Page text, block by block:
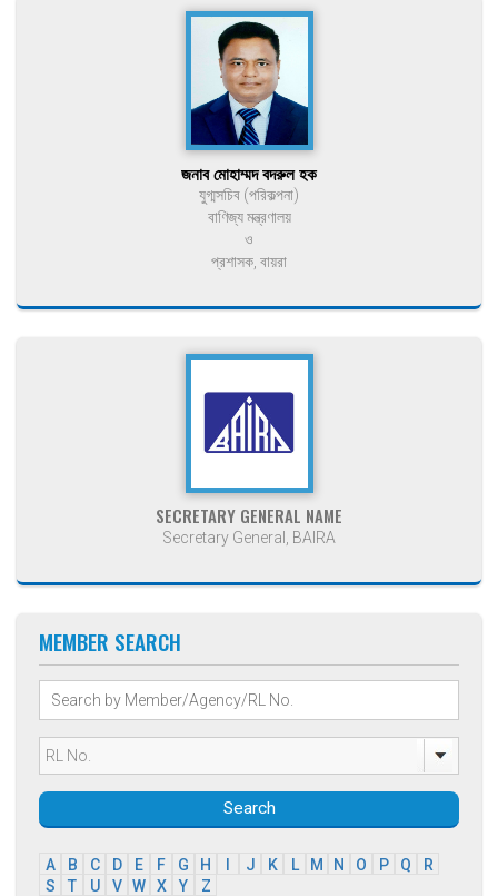
জনাব মোহাম্মদ বদরুল হক
যুগ্মসচিব (পরিকল্পনা)
বাণিজ্য মন্ত্রণালয়
ও
প্রশাসক, বায়রা
SECRETARY GENERAL NAME
Secretary General, BAIRA
MEMBER SEARCH
Search
A B C D E F G H J K L M N O P Q
R
S
T U V W X Y Z